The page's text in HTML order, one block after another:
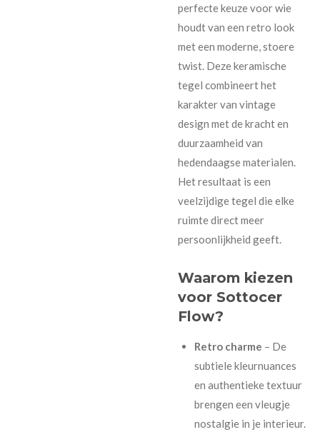
perfecte keuze voor wie
houdt van een retro look
met een moderne, stoere
twist. Deze keramische
tegel combineert het
karakter van vintage
design met de kracht en
duurzaamheid van
hedendaagse materialen.
Het resultaat is een
veelzijdige tegel die elke
ruimte direct meer
persoonlijkheid geeft.
Waarom kiezen
voor Sottocer
Flow?
Retro charme – De
subtiele kleurnuances
en authentieke textuur
brengen een vleugje
nostalgie in je interieur.